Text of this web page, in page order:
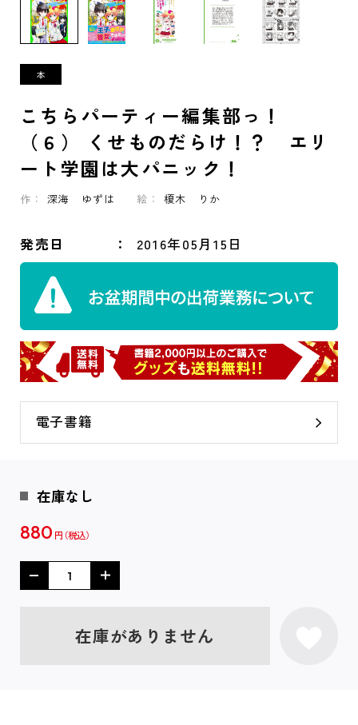
こちらパーティー編集部っ！
（６） くせものだらけ！？ エリ
ート学園は大パニック！
作： 深海 ゆずは 絵： 榎木 りか
発売日 2016年05月15日
電子書籍
在庫なし
880 円
在庫がありません